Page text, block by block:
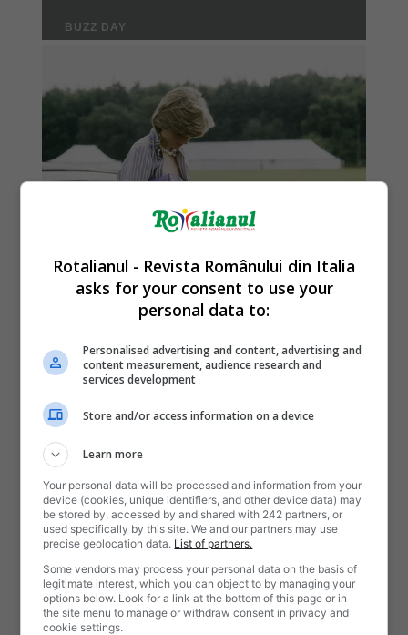
Rotalianul - Revista Românului din Italia
asks for your consent to use your
personal data to:
Personalised advertising and content, advertising and
content measurement, audience research and
services development
Store and/or access information on a device
Learn more
Your personal data will be processed and information from your
device (cookies, unique identifiers, and other device data) may
be stored by, accessed by and shared with 242 partners, or
used specifically by this site. We and our partners may use
precise geolocation data. List of partners.
Some vendors may process your personal data on the basis of
legitimate interest, which you can object to by managing your
options below. Look for a link at the bottom of this page or in
the site menu to manage or withdraw consent in privacy and
cookie settings.